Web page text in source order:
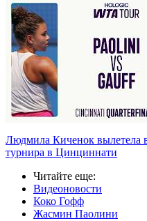
Людмила Киченок вылетела
турнира в Цинциннати
Читайте еще:
Видеоновости
Коко Гофф
Жасмин Паолини